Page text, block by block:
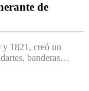
de
y 1821, creó un
banderas…